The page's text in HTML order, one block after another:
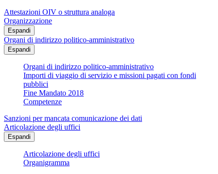
Attestazioni OIV o struttura analoga
Organizzazione
Espandi
Organi di indirizzo politico-amministrativo
Espandi
Organi di indirizzo politico-amministrativo
Importi di viaggio di servizio e missioni pagati con fondi
pubblici
Fine Mandato 2018
Competenze
Sanzioni per mancata comunicazione dei dati
Articolazione degli uffici
Espandi
Articolazione degli uffici
Organigramma